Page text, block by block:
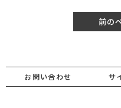
前の
お問い合わせ サ